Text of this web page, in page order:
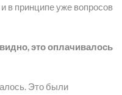
в принципе уже вопросов
это оплачивалось
Это были